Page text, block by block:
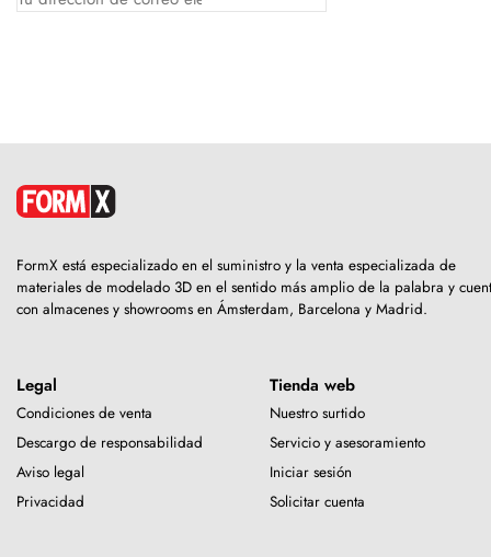
FormX está especializado en el suministro y la venta especializada de
materiales de modelado 3D en el sentido más amplio de la palabra y
con almacenes y showrooms en Ámsterdam, Barcelona y Madrid.
Legal
Condiciones de venta
Descargo de responsabilidad
Aviso legal
Privacidad
Tienda web
Nuestro surtido
Servicio y asesoramiento
Iniciar sesión
Solicitar cuenta